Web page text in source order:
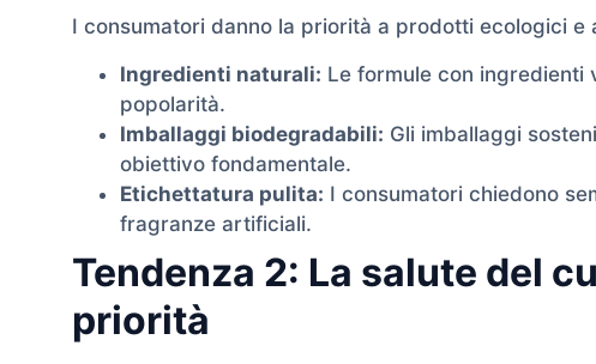
I consumatori danno la priorità a prodotti ecologici
Ingredienti naturali: Le formule con ingredienti
popolarità.
Imballaggi biodegradabili: Gli imballaggi
obiettivo fondamentale.
Etichettatura pulita: I consumatori chiedono
fragranze artificiali.
Tendenza 2: La salute del
priorità